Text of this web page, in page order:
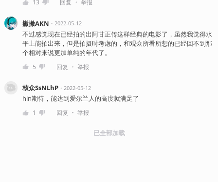
13 回复 ・ 举报
撇撇AKN ・ 2022-05-12
不过感觉现在已经拍的出阿甘正传这样经典的电影了，虽然我觉得水
平上能拍出来，但是拍摄时考虑的，和观众所看所想的已经回不到那
个相对来说更加单纯的年代了。
5 回复 ・ 举报
核众SsNLhP・ 2022-05-12
hin期待，能达到爱尔兰人的高度就满足了
1 回复 ・ 举报
已全部加载